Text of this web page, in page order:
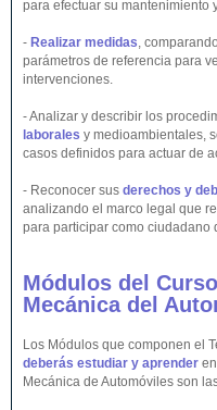
para efectuar su mantenimiento
- Realizar medidas,
parámetros de referencia para
intervenciones.
- Analizar y describir los
laborales y medioambientales,
casos definidos para actuar de
- Reconocer sus derechos y
analizando el marco legal que
para participar como ciudadano
Módulos del
Mecánica del
Los Módulos que componen el
deberás estudiar y aprender
Mecánica de Automóviles son